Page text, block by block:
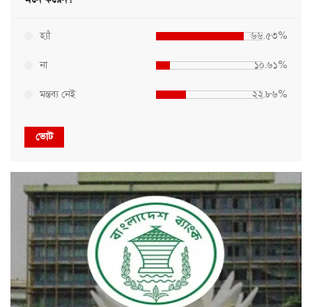
হ্যাঁ ৬৬.৫৩%
না ১০.৬১%
মন্তব্য নেই ২২.৮৬%
ভোট